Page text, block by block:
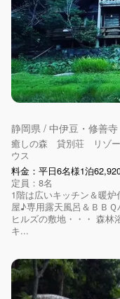
静岡県 / 中伊豆・修善寺
癒しの森 貸別荘 リゾー
ウス
料金：平日6名様1泊
定員：8名
1階は広いキッチン＆暖
屋♪専用露天風呂＆ＢＢ
ヒルズの敷地・・・ 森林
キ...